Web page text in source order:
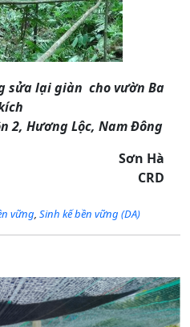
sửa lại giàn cho vườn Ba
2, Hương Lộc, Nam Đông
Sơn Hà
CRD
vững Sinh kế bền vững (DA)